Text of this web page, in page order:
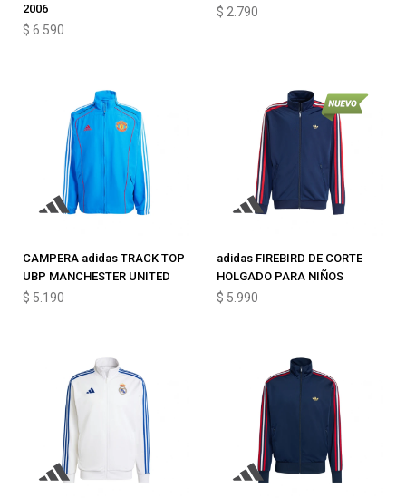
2006
$ 6.590
$ 2.790
CAMPERA adidas TRACK TOP
UBP MANCHESTER UNITED
$ 5.190
adidas FIREBIRD DE CORTE
HOLGADO PARA NIÑOS
$ 5.990